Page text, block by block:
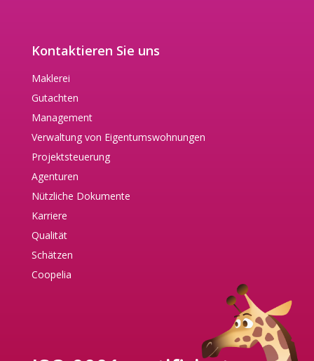
Kontaktieren Sie uns
Maklerei
Gutachten
Management
Verwaltung von Eigentumswohnungen
Projektsteuerung
Agenturen
Nützliche Dokumente
Karriere
Qualität
Schätzen
Coopelia